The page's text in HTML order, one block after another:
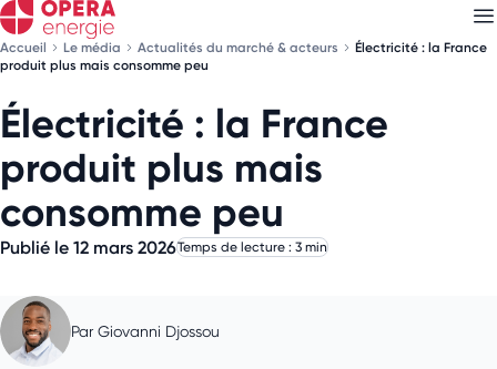
Accueil Le média Actualités du marché & acteurs
Électricité : la France
produit plus mais consomme peu
Électricité : la France
produit plus mais
consomme peu
Publié le 12 mars 2026Temps de lecture : 3 min
Par Giovanni Djossou
Découvrez nos newsletters
Choisissez les newsletters qui vous intéressent